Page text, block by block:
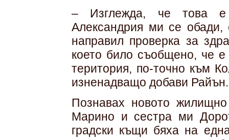
– Изглежда, че това е
Александрия ми се обади,
направил проверка за
което било съобщено, че
територия, по-точно към
изненадващо добави Райън.
Познавах новото
Марино и сестра ми
градски къщи бяха на